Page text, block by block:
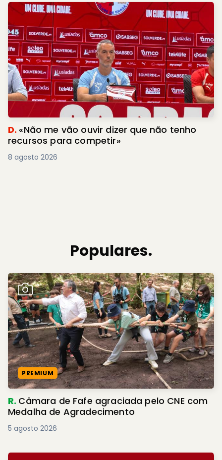
D. «Não me vão ouvir dizer que não tenho
recursos para competir»
8 agosto 2026
Populares.
PREMIUM
R. Câmara de Fafe agraciada pelo CNE com
Medalha de Agradecimento
5 agosto 2026